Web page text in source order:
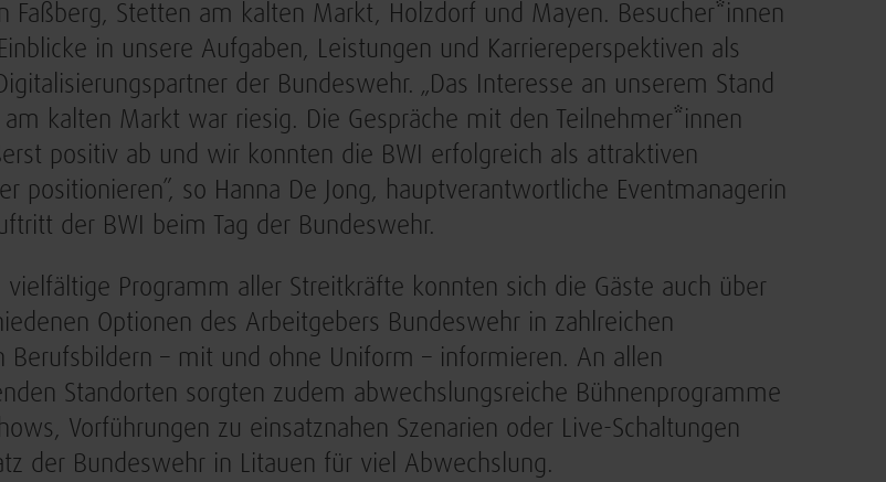
Faßberg, Stetten am kalten Markt, Holzdorf und Mayen. Besucher*innen
in unsere Aufgaben, Leistungen und Karriereperspektiven als
der Bundeswehr. „Das Interesse an unserem Stand
kalten Markt war riesig. Die Gespräche mit den Teilnehmer*innen
positiv ab und wir konnten die BWI erfolgreich als attraktiven
positionieren”, so Hanna De Jong, hauptverantwortliche Eventmanagerin
der BWI beim Tag der Bundeswehr.
vielfältige Programm aller Streitkräfte konnten sich die Gäste auch über
Optionen des Arbeitgebers Bundeswehr in zahlreichen
Berufsbildern – mit und ohne Uniform – informieren. An allen
Standorten sorgten zudem abwechslungsreiche Bühnenprogramme
Vorführungen zu einsatznahen Szenarien oder Live-Schaltungen
der Bundeswehr in Litauen für viel Abwechslung.